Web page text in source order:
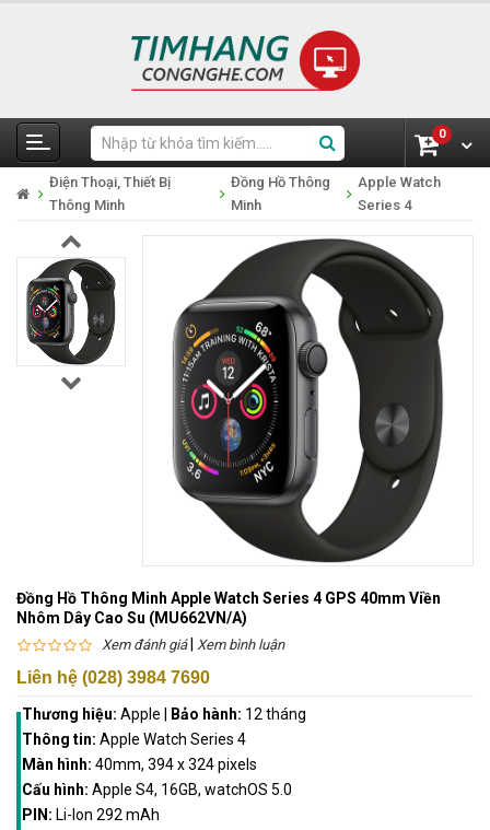
0
Điện Thoại, Thiết Bị
Thông Minh
Đồng Hồ Thông
Minh
Apple Watch
Series 4
Đồng Hồ Thông Minh Apple Watch Series 4 GPS 40mm Viền
Nhôm Dây Cao Su (MU662VN/A)
Xem đánh giá| Xem bình luận
Liên hệ (028) 3984 7690
Thương hiệu: Apple Bảo hành: 12 tháng
Thông tin: Apple Watch Series 4
Màn hình: 40mm, 394 x 324 pixels
Cấu hình: Apple S4, 16GB, watchOS 5.0
PIN: Li-Ion 292 mAh